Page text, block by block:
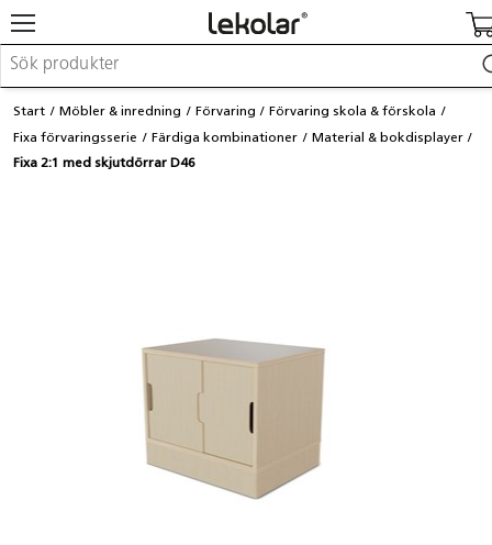
Möbler & inredning
Lekplatsutrustning & utemiljö
Skapa
Leka
Start Möbler & inredning Förvaring
Förvaring skola & förskola
Fixa förvaringsserie
Färdiga kombinationer
Material & bokdisplayer
Fixa 2:1 med skjutdörrar D46